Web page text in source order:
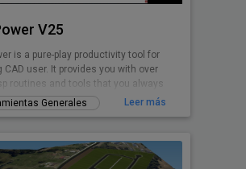
V25
is a pure-play productivity tool for
CAD user. It provides you with over
routines and tools that you always
but found missin
Generales Leer más